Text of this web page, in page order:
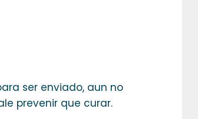
ser enviado, aun no
prevenir que curar.